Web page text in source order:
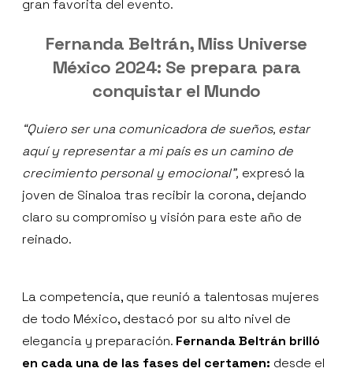
gran favorita del evento.
Fernanda Beltrán, Miss Universe
México 2024: Se prepara para
conquistar el Mundo
“Quiero ser una comunicadora de sueños, estar
aquí y representar a mi país es un camino de
crecimiento personal y emocional”, expresó la
joven de Sinaloa tras recibir la corona, dejando
claro su compromiso y visión para este año de
reinado.
La competencia, que reunió a talentosas mujeres
de todo México, destacó por su alto nivel de
elegancia y preparación. Fernanda Beltrán brilló
en cada una de las fases del certamen: desde el